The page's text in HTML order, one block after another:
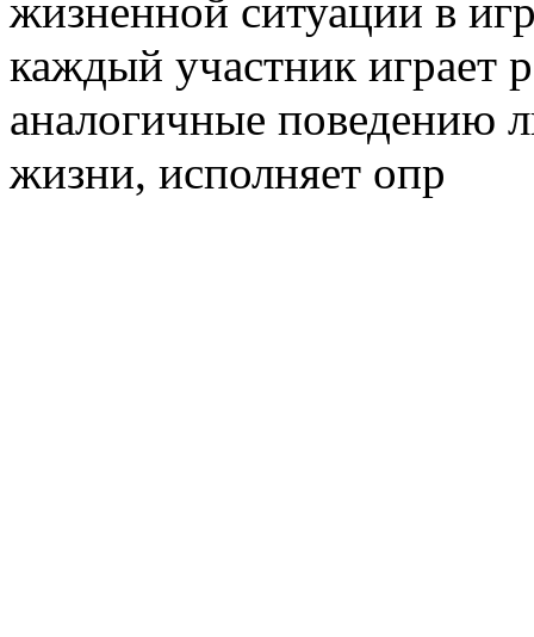
жизненной ситуации в
каждый участник играет
аналогичные поведению
жизни, исполняет опр